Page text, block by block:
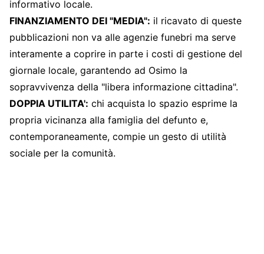
informativo locale.
FINANZIAMENTO DEI "MEDIA": il ricavato di queste
pubblicazioni non va alle agenzie funebri ma serve
interamente a coprire in parte i costi di gestione del
giornale locale, garantendo ad Osimo la
sopravvivenza della "libera informazione cittadina".
DOPPIA UTILITA': chi acquista lo spazio esprime la
propria vicinanza alla famiglia del defunto e,
contemporaneamente, compie un gesto di utilità
sociale per la comunità.